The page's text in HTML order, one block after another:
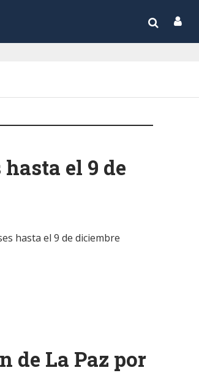
el 9 de
hasta el 9 de diciembre
de La Paz por